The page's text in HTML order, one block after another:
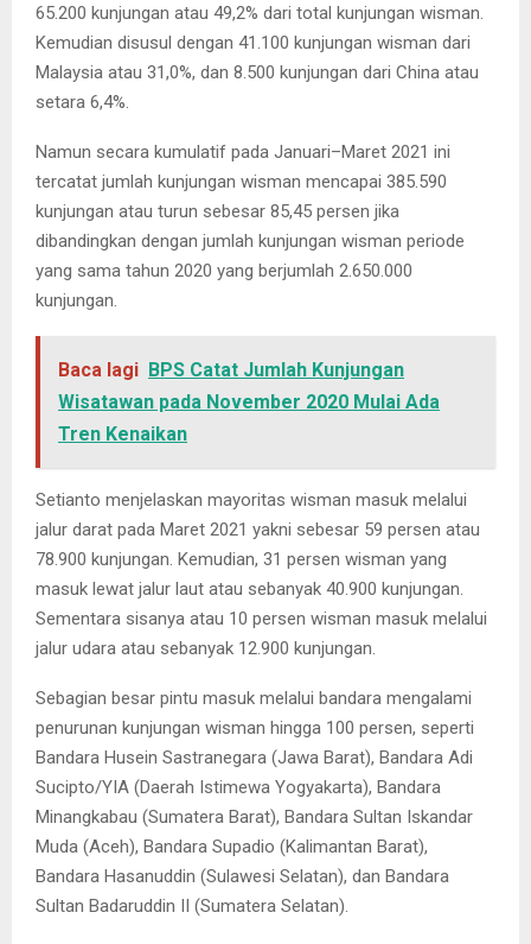
65.200 kunjungan atau 49,2% dari total kunjungan wisman.
Kemudian disusul dengan 41.100 kunjungan wisman dari
Malaysia atau 31,0%, dan 8.500 kunjungan dari China atau
setara 6,4%.
Namun secara kumulatif pada Januari–Maret 2021 ini
tercatat jumlah kunjungan wisman mencapai 385.590
kunjungan atau turun sebesar 85,45 persen jika
dibandingkan dengan jumlah kunjungan wisman periode
yang sama tahun 2020 yang berjumlah 2.650.000
kunjungan.
Baca lagi BPS Catat Jumlah Kunjungan
Wisatawan pada November 2020 Mulai Ada
Tren Kenaikan
Setianto menjelaskan mayoritas wisman masuk melalui
jalur darat pada Maret 2021 yakni sebesar 59 persen atau
78.900 kunjungan. Kemudian, 31 persen wisman yang
masuk lewat jalur laut atau sebanyak 40.900 kunjungan.
Sementara sisanya atau 10 persen wisman masuk melalui
jalur udara atau sebanyak 12.900 kunjungan.
Sebagian besar pintu masuk melalui bandara mengalami
penurunan kunjungan wisman hingga 100 persen, seperti
Bandara Husein Sastranegara (Jawa Barat), Bandara Adi
Sucipto/YIA (Daerah Istimewa Yogyakarta), Bandara
Minangkabau (Sumatera Barat), Bandara Sultan Iskandar
Muda (Aceh), Bandara Supadio (Kalimantan Barat),
Bandara Hasanuddin (Sulawesi Selatan), dan Bandara
Sultan Badaruddin II (Sumatera Selatan).